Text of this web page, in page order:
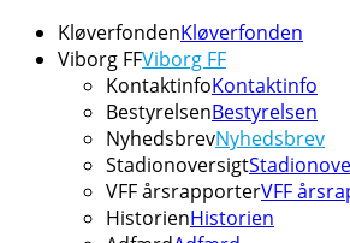
KløverfondenKløverfonden
Viborg FFViborg FF
KontaktinfoKontaktinfo
BestyrelsenBestyrelsen
NyhedsbrevNyhedsbrev
Stadionoversigt
VFF årsrapporterVFF
HistorienHistorien